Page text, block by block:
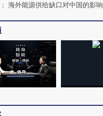
： 海外能源供给缺口对中国的影响